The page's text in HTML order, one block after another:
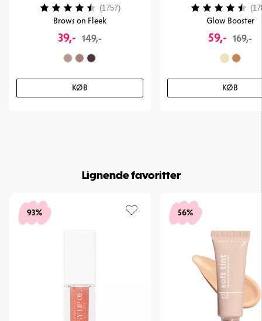
Brows on Fleek
39,- 149,-
KØB
Vurdering: (1757) 4.1 ud af 5 stjerner
Glow Booster
59,- 169,-
KØB
Vurdering:
Lignende favoritter
93% 56%